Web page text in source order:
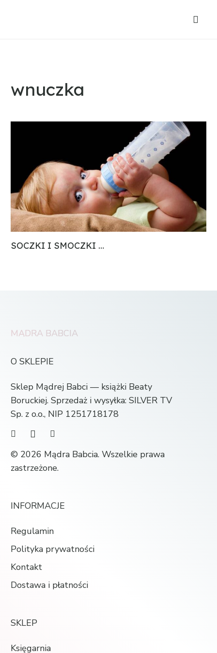
wnuczka
SOCZKI I SMOCZKI …
MĄDRA BABCIA
O SKLEPIE
Sklep Mądrej Babci — książki Beaty
Boruckiej. Sprzedaż i wysyłka: SILVER TV
Sp. z o.o., NIP 1251718178
© 2026 Mądra Babcia. Wszelkie prawa
zastrzeżone.
INFORMACJE
Regulamin
Polityka prywatności
Kontakt
Dostawa i płatności
SKLEP
Księgarnia